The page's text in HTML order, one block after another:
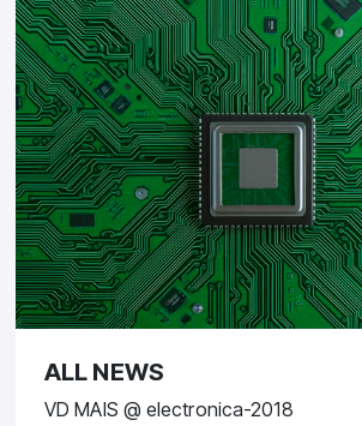
ALL NEWS
VD MAIS @ electronica-2018